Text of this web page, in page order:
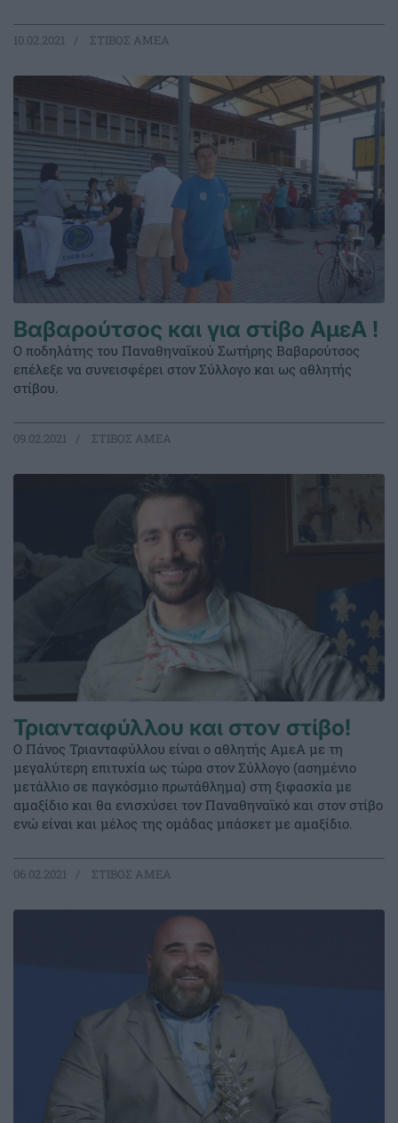
10.02.2021 ΣΤΙΒΟΣ ΑΜΕΑ
Βαβαρούτσος και για στίβο ΑμεΑ !
Ο ποδηλάτης του Παναθηναϊκού Σωτήρης Βαβαρούτσος
επέλεξε να συνεισφέρει στον Σύλλογο και ως αθλητής
στίβου.
09.02.2021 ΣΤΙΒΟΣ ΑΜΕΑ
Τριανταφύλλου και στον στίβο!
Ο Πάνος Τριανταφύλλου είναι ο αθλητής ΑμεΑ με τη
μεγαλύτερη επιτυχία ως τώρα στον Σύλλογο (ασημένιο
μετάλλιο σε παγκόσμιο πρωτάθλημα) στη ξιφασκία με
αμαξίδιο και θα ενισχύσει τον Παναθηναϊκό και στον στίβο
ενώ είναι και μέλος της ομάδας μπάσκετ με αμαξίδιο.
06.02.2021 ΣΤΙΒΟΣ ΑΜΕΑ